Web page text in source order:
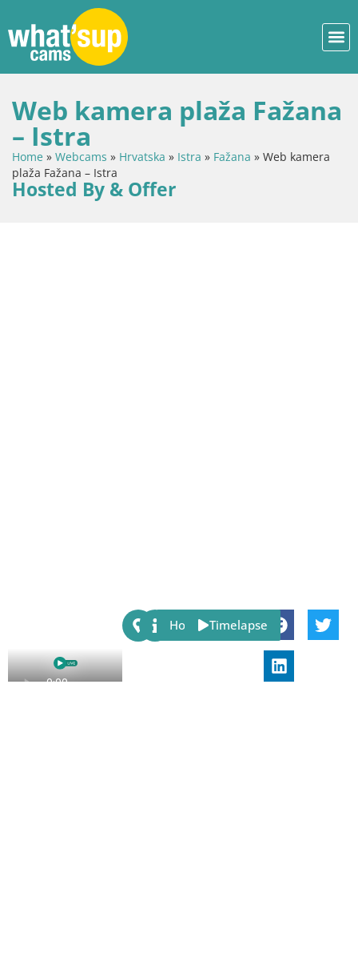
Web kamera plaža Fažana
– Istra
Home » Webcams » Hrvatska » Istra » Fažana » Web kamera
plaža Fažana – Istra
Hosted By & Offer
Share:
Host Timelapse